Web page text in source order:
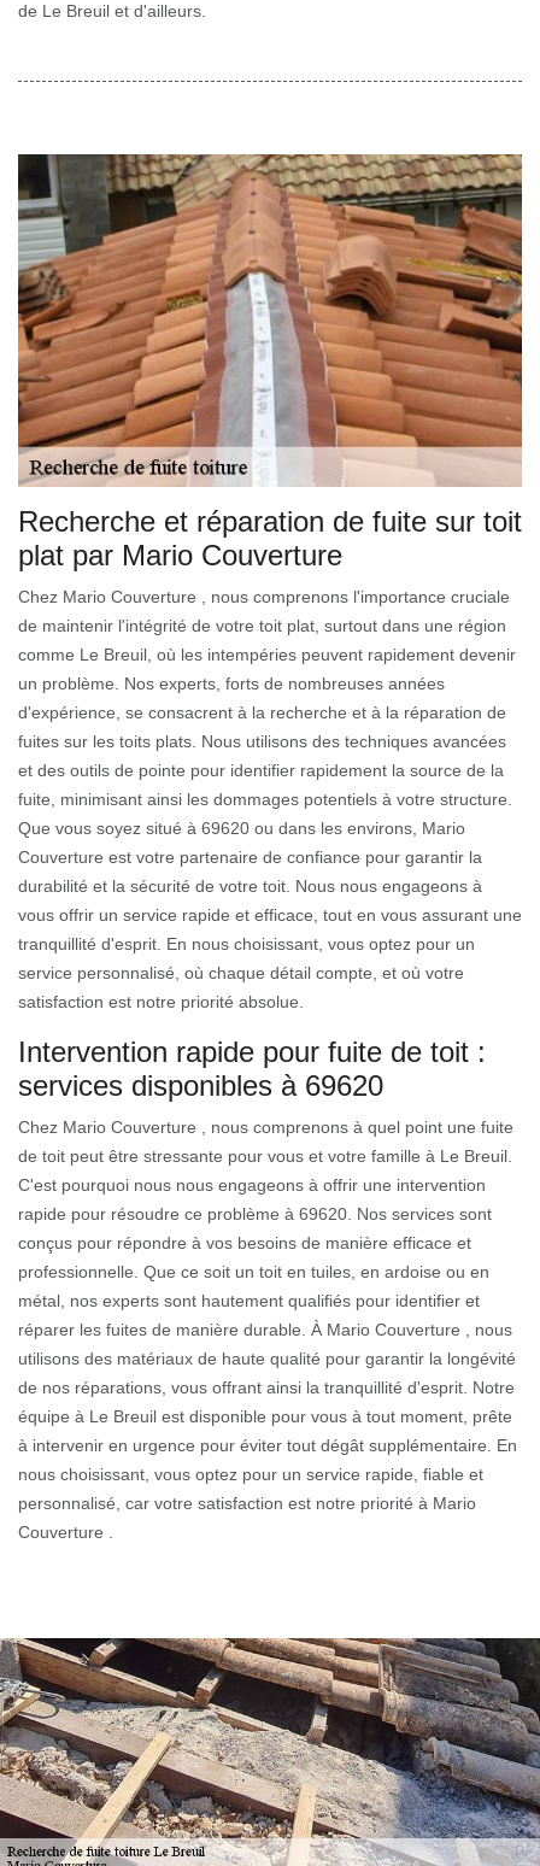
de Le Breuil et d'ailleurs.
Recherche et réparation de fuite sur toit
plat par Mario Couverture
Chez Mario Couverture , nous comprenons l'importance cruciale
de maintenir l'intégrité de votre toit plat, surtout dans une région
comme Le Breuil, où les intempéries peuvent rapidement devenir
un problème. Nos experts, forts de nombreuses années
d'expérience, se consacrent à la recherche et à la réparation de
fuites sur les toits plats. Nous utilisons des techniques avancées
et des outils de pointe pour identifier rapidement la source de la
fuite, minimisant ainsi les dommages potentiels à votre structure.
Que vous soyez situé à 69620 ou dans les environs, Mario
Couverture est votre partenaire de confiance pour garantir la
durabilité et la sécurité de votre toit. Nous nous engageons à
vous offrir un service rapide et efficace, tout en vous assurant une
tranquillité d'esprit. En nous choisissant, vous optez pour un
service personnalisé, où chaque détail compte, et où votre
satisfaction est notre priorité absolue.
Intervention rapide pour fuite de toit :
services disponibles à 69620
Chez Mario Couverture , nous comprenons à quel point une fuite
de toit peut être stressante pour vous et votre famille à Le Breuil.
C'est pourquoi nous nous engageons à offrir une intervention
rapide pour résoudre ce problème à 69620. Nos services sont
conçus pour répondre à vos besoins de manière efficace et
professionnelle. Que ce soit un toit en tuiles, en ardoise ou en
métal, nos experts sont hautement qualifiés pour identifier et
réparer les fuites de manière durable. À Mario Couverture , nous
utilisons des matériaux de haute qualité pour garantir la longévité
de nos réparations, vous offrant ainsi la tranquillité d'esprit. Notre
équipe à Le Breuil est disponible pour vous à tout moment, prête
à intervenir en urgence pour éviter tout dégât supplémentaire. En
nous choisissant, vous optez pour un service rapide, fiable et
personnalisé, car votre satisfaction est notre priorité à Mario
Couverture .